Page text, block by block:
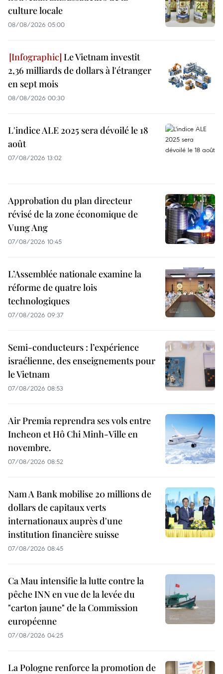
culture locale
08/08/2026 05:00
Le Vietnam investit
2,36 milliards de dollars à l'étranger
en sept mois
08/08/2026 00:30
L'indice ALE 2025 sera dévoilé le 18
août
07/08/2026 13:02
Approbation du plan directeur
révisé de la zone économique de
Vung Ang
07/08/2026 10:45
L’Assemblée nationale examine la
réforme de quatre lois
technologiques
07/08/2026 09:37
Semi-conducteurs : l’expérience
israélienne, des enseignements pour
le Vietnam
07/08/2026 08:53
Air Premia reprendra ses vols entre
Incheon et Hô Chi Minh-Ville en
novembre.
07/08/2026 08:52
Nam A Bank mobilise 20 millions de
dollars de capitaux verts
internationaux auprès d'une
institution financière suisse
07/08/2026 08:45
Ca Mau intensifie la lutte contre la
pêche INN en vue de la levée du
"carton jaune" de la Commission
européenne
07/08/2026 04:25
La Pologne renforce la promotion de